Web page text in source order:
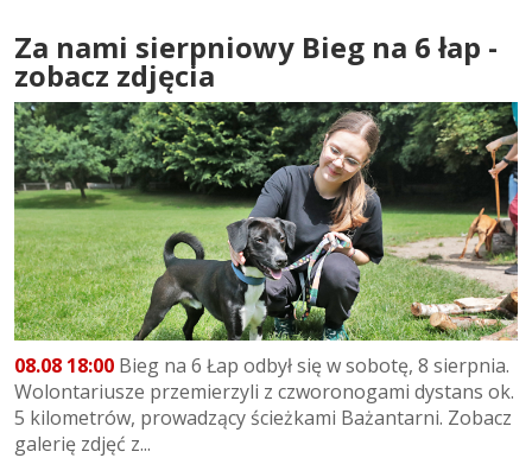
Za nami sierpniowy Bieg na 6 łap -
zobacz zdjęcia
08.08 18:00 Bieg na 6 Łap odbył się w sobotę, 8 sierpnia.
Wolontariusze przemierzyli z czworonogami dystans ok.
5 kilometrów, prowadzący ścieżkami Bażantarni. Zobacz
galerię zdjęć z...